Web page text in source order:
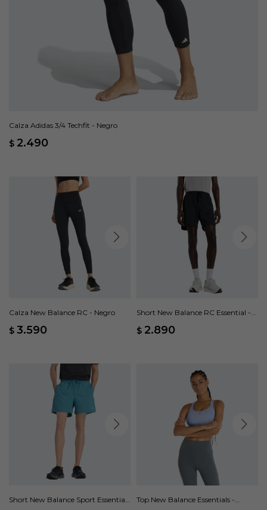
Calza Adidas 3/4 Techfit - Negro
$ 2.490
Calza New Balance RC - Negro
$ 3.590
Short New Balance RC Essential -
$ 2.890
Short New Balance Sport Essentials
Top New Balance Essentials -